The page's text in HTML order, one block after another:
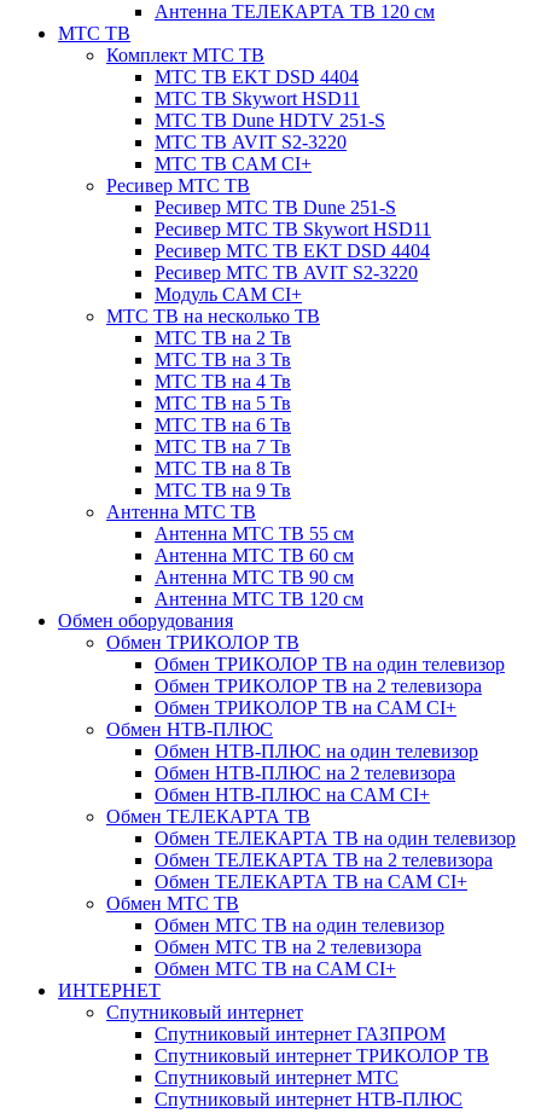
Антенна ТЕЛЕКАРТА ТВ 120 см
МТС ТВ
Комплект МТС ТВ
МТС ТВ EKT DSD 4404
МТС ТВ Skywort HSD11
МТС ТВ Dune HDTV 251-S
МТС ТВ AVIT S2-3220
МТС ТВ CAM CI+
Ресивер МТС ТВ
Ресивер МТС ТВ Dune 251-S
Ресивер МТС ТВ Skywort HSD11
Ресивер МТС ТВ EKT DSD 4404
Ресивер МТС ТВ AVIT S2-3220
Модуль CAM CI+
МТС ТВ на несколько ТВ
МТС ТВ на 2 Тв
МТС ТВ на 3 Тв
МТС ТВ на 4 Тв
МТС ТВ на 5 Тв
МТС ТВ на 6 Тв
МТС ТВ на 7 Тв
МТС ТВ на 8 Тв
МТС ТВ на 9 Тв
Антенна МТС ТВ
Антенна МТС ТВ 55 см
Антенна МТС ТВ 60 см
Антенна МТС ТВ 90 см
Антенна МТС ТВ 120 см
Обмен оборудования
Обмен ТРИКОЛОР ТВ
Обмен ТРИКОЛОР ТВ на один телевизор
Обмен ТРИКОЛОР ТВ на 2 телевизора
Обмен ТРИКОЛОР ТВ на CAM CI+
Обмен НТВ-ПЛЮС
Обмен НТВ-ПЛЮС на один телевизор
Обмен НТВ-ПЛЮС на 2 телевизора
Обмен НТВ-ПЛЮС на CAM CI+
Обмен ТЕЛЕКАРТА ТВ
Обмен ТЕЛЕКАРТА ТВ на один телевизор
Обмен ТЕЛЕКАРТА ТВ на 2 телевизора
Обмен ТЕЛЕКАРТА ТВ на CAM CI+
Обмен МТС ТВ
Обмен МТС ТВ на один телевизор
Обмен МТС ТВ на 2 телевизора
Обмен МТС ТВ на CAM CI+
ИНТЕРНЕТ
Спутниковый интернет
Спутниковый интернет ГАЗПРОМ
Спутниковый интернет ТРИКОЛОР ТВ
Спутниковый интернет МТС
Спутниковый интернет НТВ-ПЛЮС